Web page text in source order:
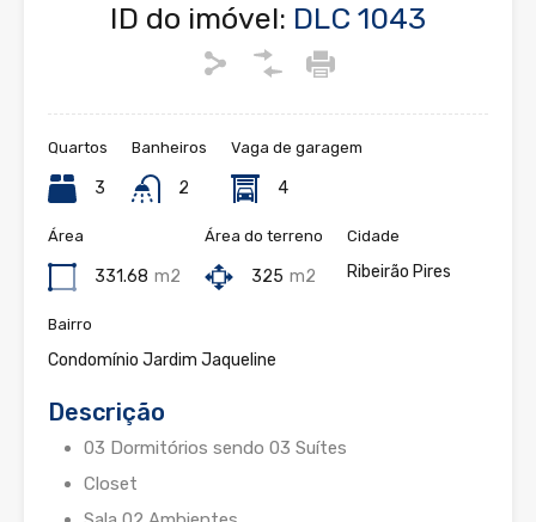
ID do imóvel: DLC 1043
Quartos
3
Banheiros
2
Vaga de garagem
4
Área
331.68 m2
Área do terreno
325 m2
Cidade
Ribeirão Pires
Bairro
Condomínio Jardim Jaqueline
Descrição
03 Dormitórios sendo 03 Suítes
Closet